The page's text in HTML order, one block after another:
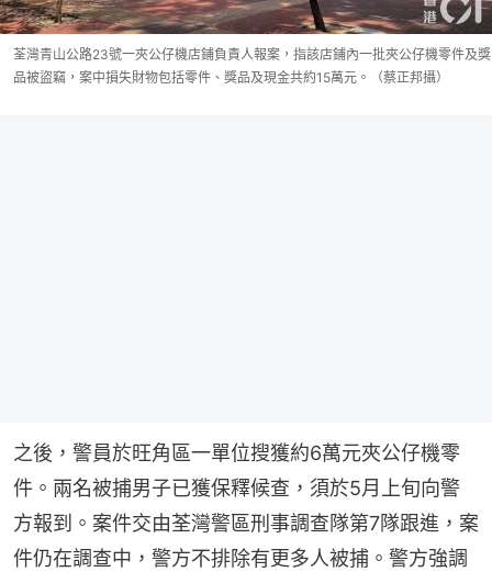
荃灣青山公路23號一夾公仔機店鋪負責人報案，指該店鋪內一批夾公仔機零件及獎
品被盜竊，案中損失財物包括零件、獎品及現金共約15萬元。（蔡正邦攝）
之後，警員於旺角區一單位搜獲約6萬元夾公仔機零
件。兩名被捕男子已獲保釋候查，須於5月上旬向警
方報到。案件交由荃灣警區刑事調查隊第7隊跟進，案
件仍在調查中，警方不排除有更多人被捕。警方強調